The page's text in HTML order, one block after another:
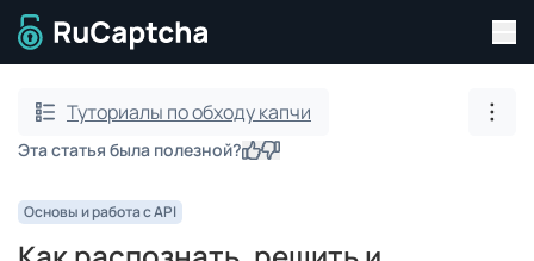
Перейти на главную страницу
Туториалы по обходу капчи
Эта статья была полезной?ДаНет
Основы и работа с API